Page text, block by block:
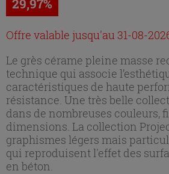
29,97%
Offre valable jusqu'au 31-08-
Le grès cérame pleine masse
technique qui associe
caractéristiques de haute
résistance. Une très belle
dans de nombreuses couleurs,
dimensions. La collection
graphismes légers mais
qui reproduisent l'effet des
en béton.